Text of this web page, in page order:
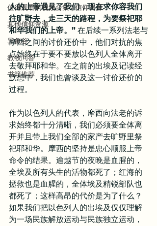
值得观看的视频合集 | 信仰资源
其他信仰资源
异象谷
教牧问答
书籍推荐
人的上帝遇见了我们，现在求你容我们
往旷野去，走三天的路程，为要祭祀耶
和华我们的上帝。” 在后续一系列法老与
摩西之间的讨价还价中，他们对抗的焦
点始终在于要不要放以色列人全体离开
去敬拜耶和华。在之前的出埃及记读经
默想中，我们也曾谈及这一讨价还价的
过程。
作为以色列人的代表，摩西向法老的诉
求始终都十分清晰，我们必须要全体离
开并且带上我们全部的家产去旷野里祭
祀耶和华。摩西的坚持是忠心顺服上帝
命令的结果。逾越节的夜晚是血腥的，
全埃及所有头生的活物都死了；红海的
拯救也是血腥的，全体埃及精锐部队也
都死了；这样高昂的代价是为了什么？
如果我们把以色列人的出埃及仅仅理解
为一场民族解放运动与民族独立运动，